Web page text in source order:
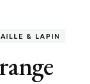
& LAPIN